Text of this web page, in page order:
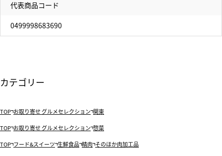
代表商品コード
0499998683690
カテゴリー
TOP お取り寄せ グルメセレクション 関東
TOP お取り寄せ グルメセレクション 惣菜
TOP フード&スイーツ 生鮮食品 精肉 そのほか肉加工品